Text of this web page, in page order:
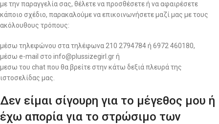
με την παραγγελία σας, θέλετε να προσθέσετε ή να αφαιρέσετε
κάποιο σχέδιο, παρακαλούμε να επικοινωνήσετε μαζί μας με τους
ακόλουθους τρόπους:
μέσω τηλεφώνου στα τηλέφωνα 210 2794784 ή 6972 460180,
μέσω e-mail στο info@plussizegirl.gr ή
μεσω του chat που θα βρείτε στην κάτω δεξιά πλευρά της
ιστοσελίδας μας.
Δεν είμαι σίγουρη για το μέγεθος μου ή
έχω απορία για το στρώσιμο των